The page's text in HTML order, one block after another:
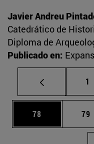
Javier Andreu
Catedrático de
Diploma de
Publicado en:
1
Página
78 79